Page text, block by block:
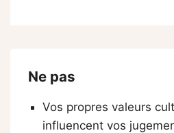
Ne pas
Vos propres valeurs
influencent vos